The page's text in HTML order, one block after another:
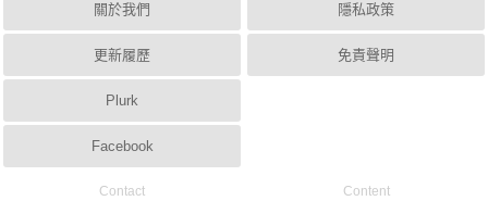
關於我們
更新履歷
Plurk
Facebook
隱私政策
免責聲明
Contact Content